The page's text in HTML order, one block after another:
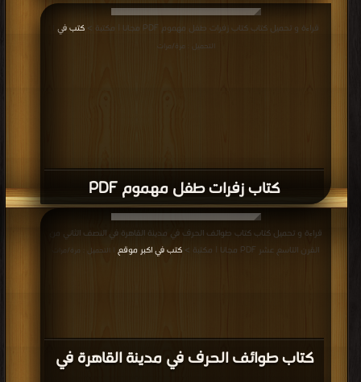
كتاب زفرات طفل مهموم PDF
قراءة و تحميل كتاب كتاب زفرات طفل مهموم PDF مجانا | مكتبة > كتب في
التحميل : مرة/مرات
كتاب طوائف الحرف في مدينة القاهرة في
قراءة و تحميل كتاب كتاب طوائف الحرف في مدينة القاهرة في النصف الثاني من
القرن التاسع عشر PDF مجانا | مكتبة >
كتب في اكبر موقع | التحميل : مرة/مرات